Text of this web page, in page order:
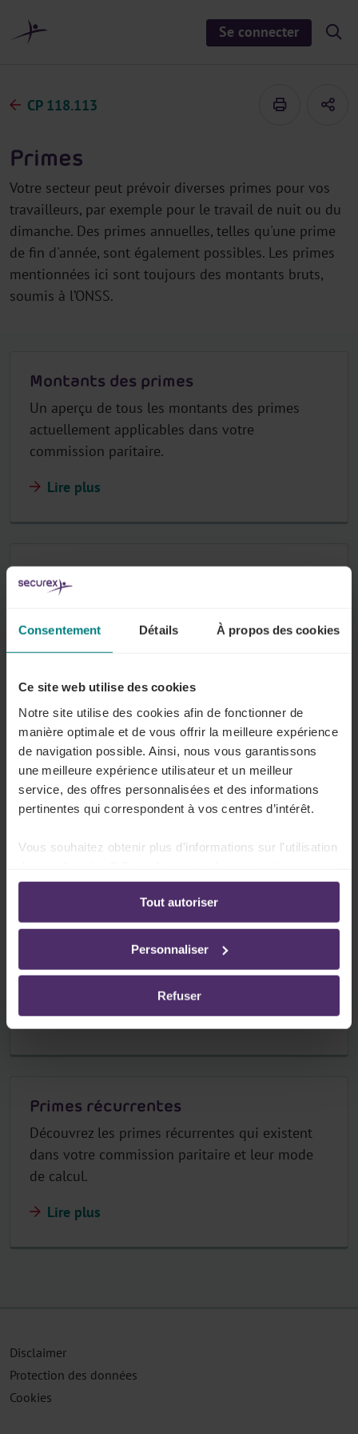
Consentement Détails À propos des cookies
Ce site web utilise des cookies
Notre site utilise des cookies afin de fonctionner de
manière optimale et de vous offrir la meilleure expérience
de navigation possible. Ainsi, nous vous garantissons
une meilleure expérience utilisateur et un meilleur
service, des offres personnalisées et des informations
pertinentes qui correspondent à vos centres d’intérêt.
Vous souhaitez obtenir plus d'informations sur l'utilisation
ligne:
Politique de confidentialité-Politique en matière
d’utilisation des cookies
Tout autoriser
Personnaliser
Refuser
Se connecter
S
i
c
h
CP 118.113
Primes
Votre secteur peut prévoir diverses primes pour vos
travailleurs, par exemple pour le travail de nuit ou du
dimanche. Des primes annuelles, telles qu'une prime
de fin d'année, sont également possibles. Les primes
mentionnées ici sont toujours des montants bruts,
soumis à l’ONSS.
Montants des primes
Un aperçu de tous les montants des primes
actuellement applicables dans votre
commission paritaire.
Lire plus
Primes liées aux prestations
Vos travailleurs ont droit à une prime parce
qu'ils exercent une activité spécifique.
Lire plus
Primes liées à l’organisation du travail
Vos travailleurs ont droit à une prime parce
qu'ils travaillent selon un aménagement spécial
du temps de travail.
Lire plus
Prime(s) à la fin de l'année
Lire plus
Primes récurrentes
Découvrez les primes récurrentes qui existent
dans votre commission paritaire et leur mode
de calcul.
Lire plus
Disclaimer
Protection des données
Cookies